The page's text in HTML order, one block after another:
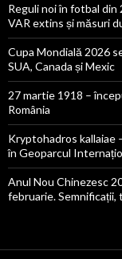
Reguli noi în fotbal
VAR extins și măsuri
Cupa Mondială 2026
SUA, Canada și Mexic
27 martie 1918 –
România
Kryptohadros kallaiae
în Geoparcul
Anul Nou Chinezesc
februarie.